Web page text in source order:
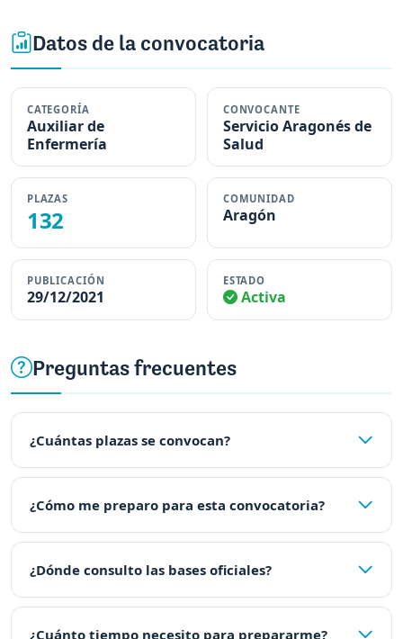
Datos de la convocatoria
CATEGORÍA
Auxiliar de
Enfermería
CONVOCANTE
Servicio Aragonés de
Salud
PLAZAS
132
COMUNIDAD
Aragón
PUBLICACIÓN
29/12/2021
ESTADO
Activa
Preguntas frecuentes
¿Cuántas plazas se convocan?
¿Cómo me preparo para esta convocatoria?
¿Dónde consulto las bases oficiales?
¿Cuánto tiempo necesito para prepararme?